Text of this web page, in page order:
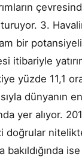
3.
bir potansiyeli
itibariyle
yüzde 11,1
dünyanın
yer alıyor.
doğrular
bakıldığında